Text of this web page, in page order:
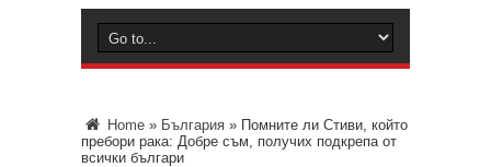
Home » България » Помните ли Стиви, който
пребори рака: Добре съм, получих подкрепа от
всички българи